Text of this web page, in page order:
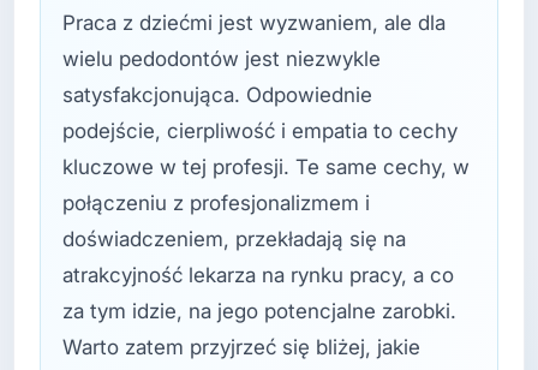
Praca z dziećmi jest wyzwaniem, ale dla
wielu pedodontów jest niezwykle
satysfakcjonująca. Odpowiednie
podejście, cierpliwość i empatia to cechy
kluczowe w tej profesji. Te same cechy, w
połączeniu z profesjonalizmem i
doświadczeniem, przekładają się na
atrakcyjność lekarza na rynku pracy, a co
za tym idzie, na jego potencjalne zarobki.
Warto zatem przyjrzeć się bliżej, jakie